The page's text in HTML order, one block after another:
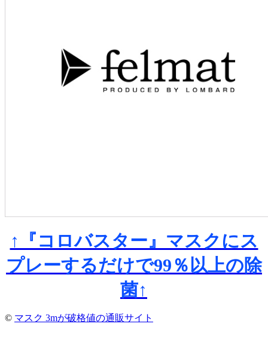
↑『コロバスター』マスクにス
プレーするだけで99％以上の除
菌↑
© マスク 3mが破格値の通販サイト